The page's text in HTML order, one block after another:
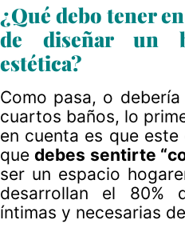
¿Qué debo tener
de diseñar un
estética?
Como pasa, o
cuartos baños, lo
en cuenta es que
quedebes sentirte
ser un espacio
desarrollan el 80%
íntimas y necesarias